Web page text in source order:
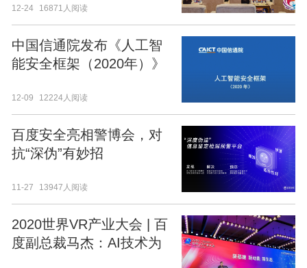
12-24 16871人阅读
中国信通院发布《人工智
能安全框架（2020年）》
12-09 12224人阅读
百度安全亮相警博会，对
抗“深伪”有妙招
11-27 13947人阅读
2020世界VR产业大会 | 百
度副总裁马杰：AI技术为